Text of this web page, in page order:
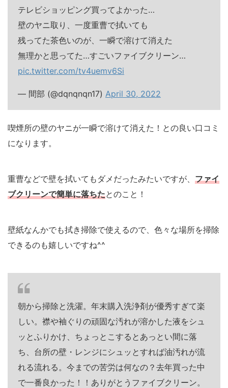
テレビショッピング買ってよかった…
壁のヤニ取り、一度重曹で拭いても
残ってた茶色いのが、一瞬で溶けて消えた
無理かと思ってた…すごいファイブクリーン…
pic.twitter.com/tv4uemv6Si
— 間部 (@dqnqnqn17) April 30, 2022
喫煙所の壁のヤニが一瞬で溶けて消えた！との良い口コミ
になります。
重曹などで壁を拭いてもダメだったみたいですが、 ファイ
ブクリーンで簡単に落ちたとのこと！
壁紙なんかでも拭き掃除で使えるので、色々な場所を掃除
できるのも嬉しいですね^^
朝から掃除と洗濯。年末購入洗浄剤が優秀すぎて楽
しい。襟や袖ぐりの頑固な汚れが溶かした液をシュ
ッとふりかけ、ちょっとこするとあっとい間に落
ち、台所の壁・レンジにシュッとすれば油汚れが流
れる流れる。今までの苦労は何なの？去年買った中
で一番良かった！！ありがとうファイブクリーン。